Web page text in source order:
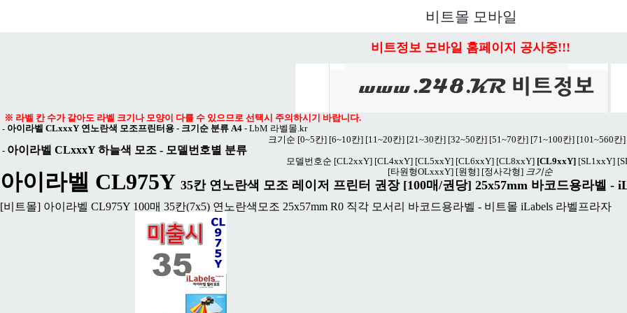
비트몰 모바일
비트정보 모바일 홈페이지 공사중!!!
※ 라벨 칸 수가 같아도 라벨 크기나 모양이 다를 수 있으므로 선택시 주의하시기 바랍니다.
- 아이라벨 CLxxxY 연노란색 모조프린터용 - 크기순 분류 A4 - LbM 라벨몰.kr
크기순 [0~5칸] [6~10칸] [11~20칸] [21~30칸] [32~50칸] [51~70칸] [71~100칸] [101~560칸]
- 아이라벨 CLxxxY 하늘색 모조 - 모델번호별 분류
모델번호순 [CL2xxY] [CL4xxY] [CL5xxY] [CL6xxY] [CL8xxY] [CL9xxY] [SL1xxY]
[타원형OLxxxY] [원형] [정사각형] 크기순
아이라벨 CL975Y 35칸 연노란색 모조 레이저 프린터 권장 [100매/권당] 25x57mm 바코드용라벨 -
[비트몰] 아이라벨 CL975Y 100매 35칸(7x5) 연노란색모조 25x57mm R0 직각 모서리 바코드용라벨 - 비트몰 iLabels 라벨프라자